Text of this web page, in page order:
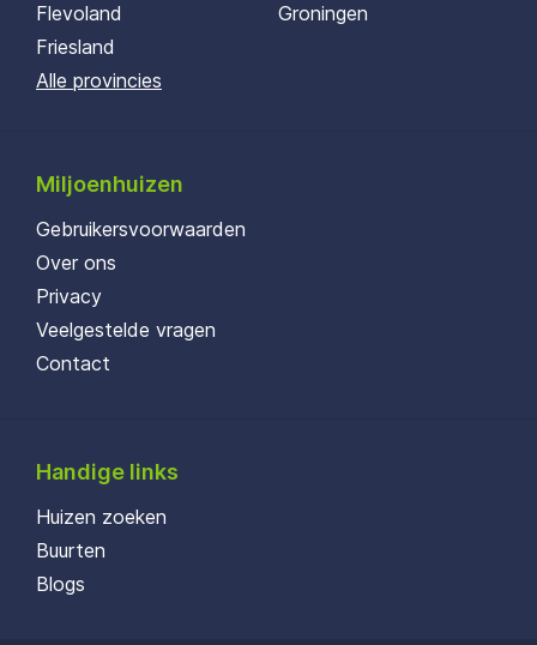
Flevoland
Friesland
Groningen
Alle provincies
Miljoenhuizen
Gebruikersvoorwaarden
Over ons
Privacy
Veelgestelde vragen
Contact
Handige links
Huizen zoeken
Buurten
Blogs